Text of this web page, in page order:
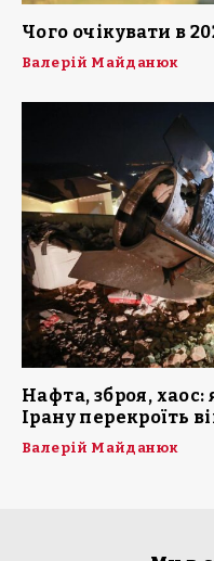
Чого очікувати в
Валерій Майданюк
Нафта, зброя, хаос:
Ірану перекроїть
Валерій Майданюк